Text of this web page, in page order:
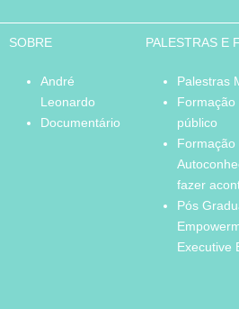
SOBRE
André
Leonardo
Documentário
PALESTRAS E
Palestras
Formação
público
Formação
fazer
Pós
Executive